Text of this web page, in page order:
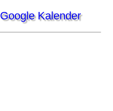
Google Kalender